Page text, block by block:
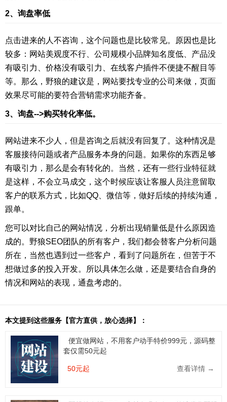
2、询盘率低
点击进来的人不咨询，这个问题也是比较常见。原因也是比
较多：网站美观度不行、公司规模小品牌知名度低、产品没
有吸引力、价格没有吸引力、在线客户插件不便捷不醒目等
等。那么，野狼的建议是，网站要找专业的公司来做，页面
效果尽可能的要符合营销需求功能齐备。
3、询盘-->购买转化率低。
网站进来不少人，但是咨询之后就没有回复了。这种情况是
客服接待问题或者产品服务本身的问题。如果你的东西足够
有吸引力，那么是会有转化的。当然，还有一些行业特征就
是这样，不会立马成交，这个时候应该让客服人员注意留取
客户的联系方式，比如QQ、微信等，做好后续的持续沟通，
跟单。
您可以对比自己的网站情况，分析出现销量低是什么原因造
成的。野狼SEO团队的所有客户，我们都会替客户分析问题
所在，当然也遇到过一些客户，看到了问题所在，但苦于不
想做过多的投入开发。所以具体怎么做，还是要结合自身的
情况和网站的表现，通盘考虑的。
本文提到这些服务【官方直供，放心选择】：
便宜做网站，不用客户动手特价999元，源码整
套仅需50元起
50元起 查看详情 →